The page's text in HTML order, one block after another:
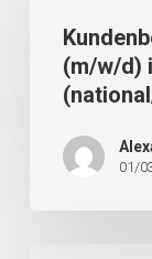
(m/w/d)
01/